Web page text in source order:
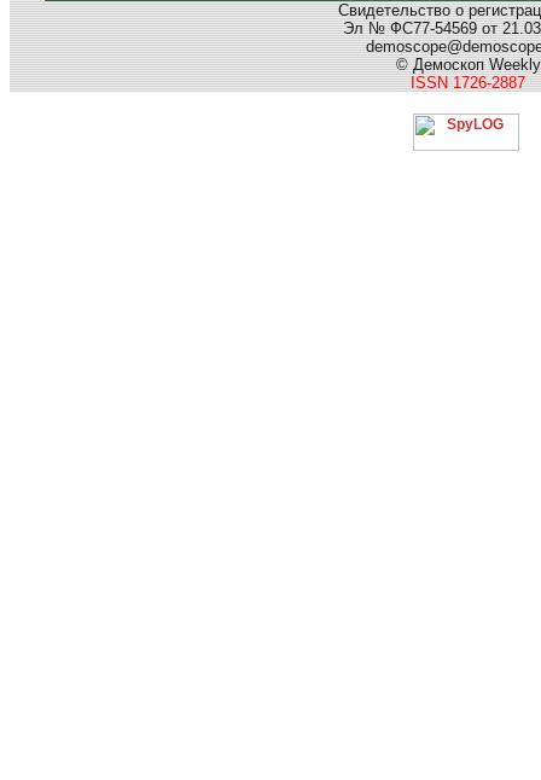
Свидетельство о
Эл № ФС77-54569 от
© Демоскоп Weekly
ISSN 1726-2887